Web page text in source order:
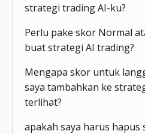
strategi trading AI-ku?
Perlu pake skor Normal
buat strategi AI trading?
Mengapa skor untuk
saya tambahkan ke
terlihat?
apakah saya harus hapus